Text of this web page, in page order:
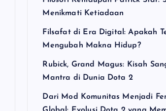
Menikmati Ketiadaan
Filsafat di Era Digital: Apakah
Mengubah Makna Hidup?
Rubick, Grand Magus: Kisah
Mantra di Dunia Dota 2
Dari Mod Komunitas Menjadi